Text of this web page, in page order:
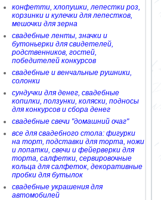
конфетти, хлопушки, лепестки роз,
корзинки и кулечки для лепестков,
мешочки для зерна
свадебные ленты, значки и
бутоньерки для свидетелей,
родственников, гостей,
победителей конкурсов
свадебные и венчальные рушники,
солонки
сундучки для денег, свадебные
копилки, ползунки, коляски, подносы
для конкурсов и сбора денег
свадебные свечи "домашний очаг"
все для свадебного стола: фигурки
на торт, подставки для торта, ножи
и лопатки, свечи и фейерверки для
торта, салфетки, сервировочные
кольца для салфеток, декоративные
пробки для бутылок
свадебные украшения для
автомобилей